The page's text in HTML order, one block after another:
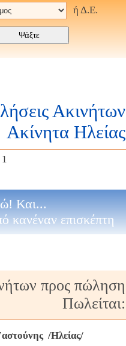
ή Δ.Ε.
Ακινήτων
Ακίνητα Ηλείας
Και...
κανέναν επισκέπτη
προς πώληση
Πωλείται:
/Ηλείας/